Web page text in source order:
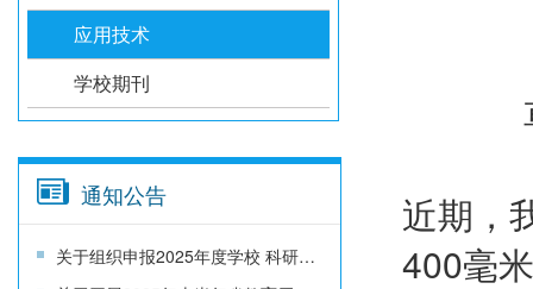
近期，
400毫
应用技术
学校期刊
通知公告
关于组织申报2025年度学校 科研项目的通知